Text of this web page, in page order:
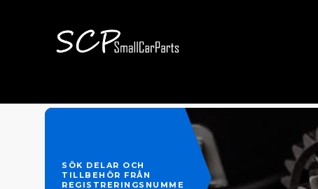
SÖK DELAR OCH
TILLBEHÖR FRÅN
REGISTRERINGSNUMMER